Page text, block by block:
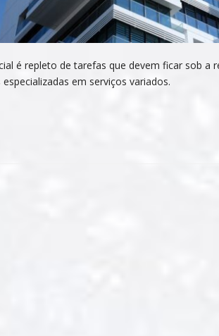
é repleto de tarefas que devem ficar sob a
em serviços variados.